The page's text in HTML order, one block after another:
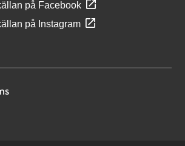
på Facebook
på Instagram